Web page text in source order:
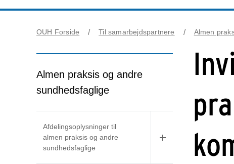
OUH Forside Til samarbejdspartnere Almen
Almen praksis og andre
sundhedsfaglige
Afdelingsoplysninger til
almen praksis og andre
sundhedsfaglige